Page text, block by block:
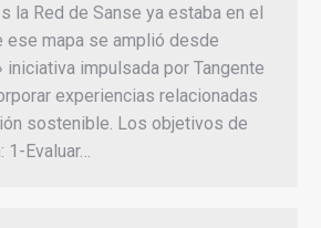
la Red de Sanse ya estaba en el
ese mapa se amplió desde
iniciativa impulsada por Tangente
experiencias relacionadas
sostenible. Los objetivos de
Evaluar…